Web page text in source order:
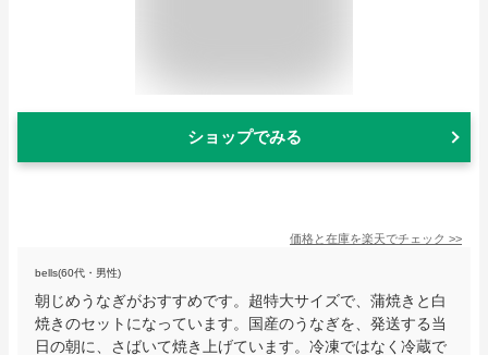
ショップでみる
価格と在庫を楽天でチェック >>
bells(60代・男性)
朝じめうなぎがおすすめです。超特大サイズで、蒲焼きと白
焼きのセットになっています。国産のうなぎを、発送する当
日の朝に、さばいて焼き上げています。冷凍ではなく冷蔵で